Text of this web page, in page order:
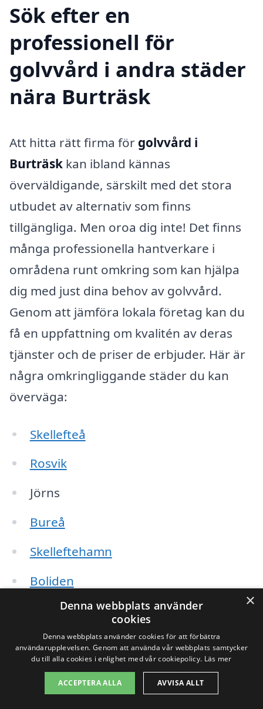
Sök efter en
professionell för
golvvård i andra städer
nära Burträsk
Att hitta rätt firma för golvvård i
Burträsk kan ibland kännas
överväldigande, särskilt med det stora
utbudet av alternativ som finns
tillgängliga. Men oroa dig inte! Det finns
många professionella hantverkare i
områdena runt omkring som kan hjälpa
dig med just dina behov av golvvård.
Genom att jämföra lokala företag kan du
få en uppfattning om kvalitén av deras
tjänster och de priser de erbjuder. Här är
några omkringliggande städer du kan
överväga:
Skellefteå
Rosvik
Jörns
Bureå
Skelleftehamn
Boliden
Vitsand
Björksele
Koler
×
Denna webbplats använder
cookies
Denna webbplats använder cookies för att förbättra
användarupplevelsen. Genom att använda vår webbplats samtycker
du till alla cookies i enlighet med vår cookiepolicy. Läs mer
ACCEPTERA ALLA AVVISA ALLT